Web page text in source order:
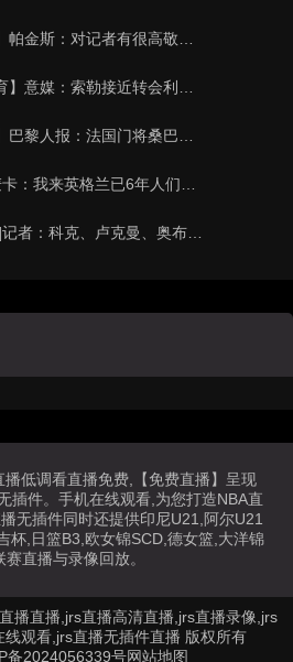
记者有很高敬意 Windhorst绝不是
近转会利兹联，乌迪内斯有意米兰后卫F
国门将桑巴小腿受伤，提前结束了训练
兰已6年人们对我很好，但和英格兰的比
卢克曼、奥布拉克参加马竞训练，卡尔多
低调看直播免费,【免费直播】呈现
插件。手机在线观看,为您打造NBA直
无插件同时还提供印尼U21,阿尔U21
杯,日篮B3,欧女锦SCD,德女篮,大洋锦
赛直播与录像回放。
播直播,jrs直播高清直播,jrs直播录像,jrs
观看,jrs直播无插件直播 版权所有
备2024056339号网站地图